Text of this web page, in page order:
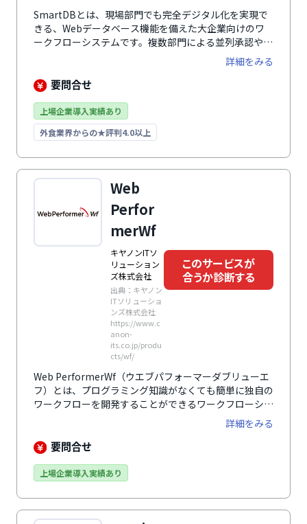
SmartDBとは、現場部門でも完全デジタル化を実現で
きる、Webデータベース機能を備えた大企業向けのワ
ークフローシステムです。複数部門による並列承認や条
件分岐して別のワークフローへ連携する等、大企業の複
雑な稟議・決済の承認ルートも簡単に実現できます。入
力フォームに柔軟性がある一方で権限制御は堅牢性が高
す。承認や操作の履歴も記録し画面から確認ができるの
で、内部統制や監査対策にも有効です。会計システムや
人事システムとの連携はもちろん、APIを使った高度な
化することもできます。
詳細をみる
要問合せ
上場企業導入実績あり
外食業界からの★評判4.0以上
Web
Perfor
merWf
キヤノンITソ
リューション
ズ株式会社
出典：キヤノン
ITソリューショ
ンズ株式会社
https://www.c
anon-
its.co.jp/produ
cts/wf/
このサービスが
合うか診断する
Web PerformerWf（ウエブパフォーマーダブリューエ
フ）とは、プログラミング知識がなくても簡単に独自の
ワークフローを開発することができるワークフローシス
テムです。帳票フォームはGUIエディタで作成可能。ま
た、Excelで作成した帳票をそのまま取り込めるので、
使い慣れた既存のフォームを流用できます。帳票フォー
専用エディタで定義。計算式には豊富に用意された関数
ロパティ設定だけでGUI開発可能。条件分岐・合議・並
行分岐なども実現できるので、複雑なフローにも対応で
詳細をみる
要問合せ
上場企業導入実績あり